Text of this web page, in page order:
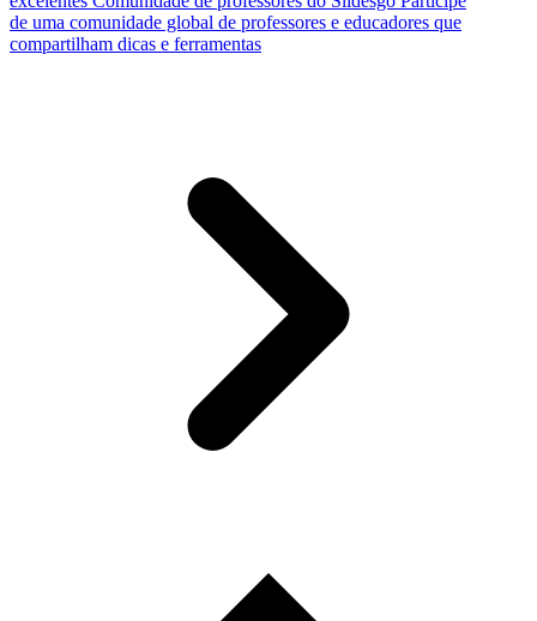
de uma comunidade global de professores e educadores que
compartilham dicas e ferramentas